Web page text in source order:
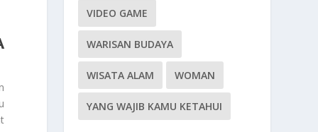
VIDEO GAME
WARISAN BUDAYA
WISATA ALAM WOMAN
YANG WAJIB KAMU KETAHUI